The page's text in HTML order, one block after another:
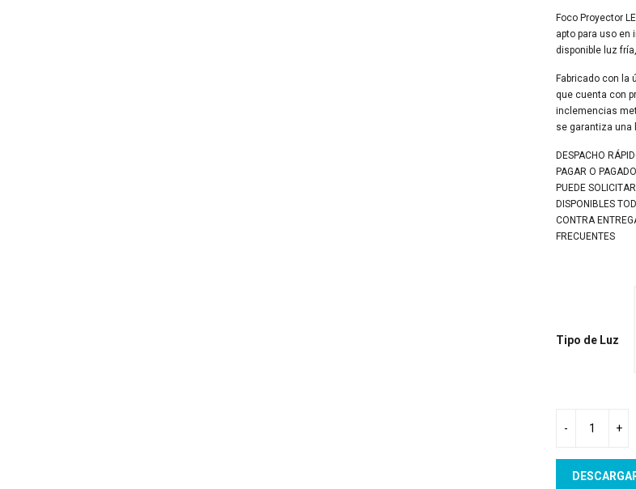
Foco Proyector
apto para uso
disponible luz
Fabricado con la
que cuenta con
inclemencias
se garantiza una
DESPACHO
PAGAR O
PUEDE
DISPONIBLES
CONTRA
FRECUENTES
Tipo de Luz